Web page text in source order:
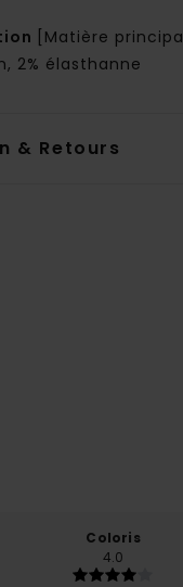
[Matière
2% élasthanne
& Retours
Coloris
4.0